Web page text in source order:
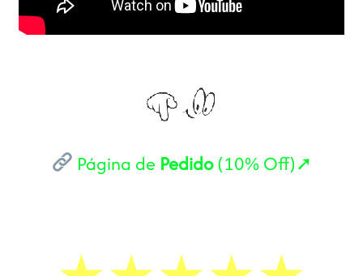
Página de Pedido(10% Off)➚